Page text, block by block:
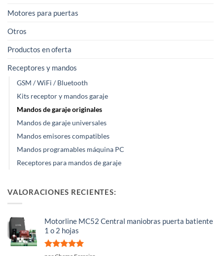
Motores para puertas
Otros
Productos en oferta
Receptores y mandos
GSM / WiFi / Bluetooth
Kits receptor y mandos garaje
Mandos de garaje originales
Mandos de garaje universales
Mandos emisores compatibles
Mandos programables máquina PC
Receptores para mandos de garaje
VALORACIONES RECIENTES:
Motorline MC52 Central maniobras puerta batiente
1 o 2 hojas